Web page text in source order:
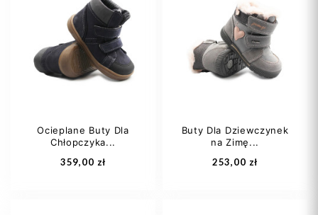
21
Dodaj do koszyka
21
22
23
24 +1
Dodaj do koszyka
Ocieplane Buty Dla
Chłopczyka...
359,00 zł
Buty Dla Dziewczynek
na Zimę...
253,00 zł